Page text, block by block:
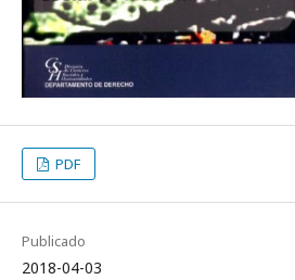
PDF
Publicado
2018-04-03